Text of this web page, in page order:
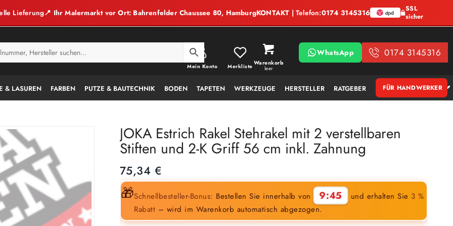
Lieferung📍 Ihr Malermarkt vor Ort: Bahrenfelder Chaussee 80, HamburgKONTAKT | Telefon:0174 3145316
SSL
sicher
Warenkorb
leer
Mein Konto Merkliste
WhatsApp 0174 3145316
& LASUREN FARBEN PUTZE & BAUTECHNIK BODEN TAPETEN WERKZEUGE HERSTELLER RATGEBER FÜR HANDWERKER
JOKA Estrich Rakel Stehrakel mit 2 verstellbaren
Stiften und 2-K Griff 56 cm inkl. Zahnung
75,34 €
🎁Schnellbesteller-Bonus: Bestellen Sie innerhalb von 9:44 und erhalten Sie 3 %
Rabatt – wird im Warenkorb automatisch abgezogen.